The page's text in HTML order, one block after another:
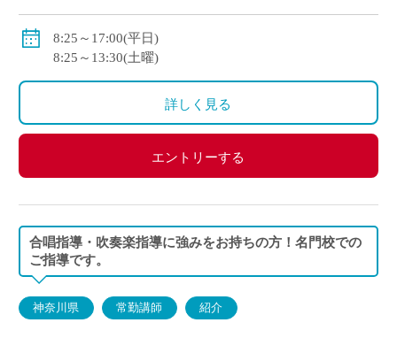
保健等：健康保険・厚生年金(私学共済)・雇用保険・
8:25～17:00(平日)
8:25～13:30(土曜)
詳しく見る
エントリーする
合唱指導・吹奏楽指導に強みをお持ちの方！名門校での
ご指導です。
神奈川県 常勤講師 紹介